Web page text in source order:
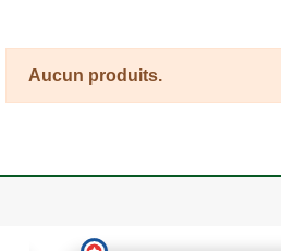
Aucun produits.